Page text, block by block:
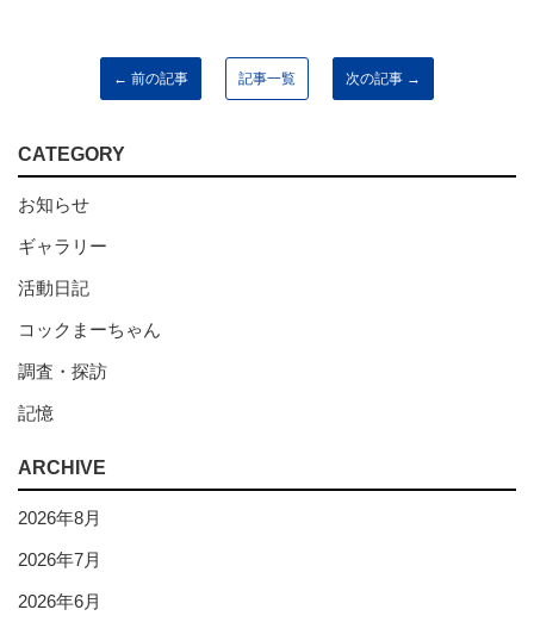
← 前の記事 記事一覧 次の記事 →
CATEGORY
お知らせ
ギャラリー
活動日記
コックまーちゃん
調査・探訪
記憶
ARCHIVE
2026年8月
2026年7月
2026年6月